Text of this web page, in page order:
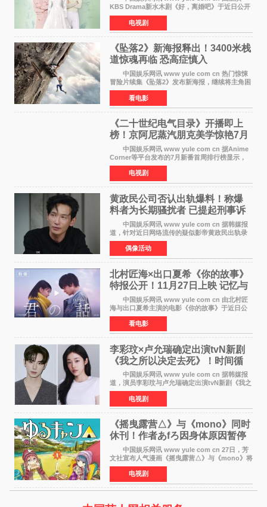
KBS Drama新水木剧《好，离婚吧》于近日公开
主海报，正式进入开播倒计时。 海报中，男
女主角背对背站立，各自望向不同方向，中央的
空白与冷漠的表情
电视剧
《坠落2》新海报释出！3400米栈
道惊魂再临 恐高症慎入
中国娱乐网讯 www yule com cn 热门惊悚
冒险片续集《坠落2》发布新海报，继续将主角困
于绝境高处——这一次，是摇摇欲坠的徒步栈
道。该片将于今年9月2日北美上映，恐高症患者
请提前做好心理
看电影
《二十世纪电气目录》开播即上
榜！京阿尼蒸汽朋克美学惊艳7月
新番季
中国娱乐网讯 www yule com cn 据Anime
Corner等平台发布的7月新番首周排行榜显示，
由京都动画制作的《二十世纪电气目录》在多个
榜单中表现亮眼，位列AniLab全球TOP10第十
名。该剧改编自结
电视剧
黄政民公司否认出轨爆料！称爆
料者为长期骚扰者 已提起刑事诉
中国娱乐网讯 www yule com cn 据韩媒报
道，针对近日网络流传的疑似影帝黄政民出轨录
音及短信爆料，黄政民所属经纪公司于今日正式
发表声明，明确否认相关传闻。 公司表示，
爆料者是一名长
偶像活动
北村匠海×出口夏希《你的故事》
特报公开！11月27日上映 记忆与
初恋的奇幻交织
中国娱乐网讯 www yule com cn 由北村匠
海与出口夏希主演的电影《你的故事》于近日公
开特报影像，正式定档11月27日上映。 本片
改编自三秋缒同名小说，编剧由曾执笔《孤独摇
滚！》的吉田惠
看电影
李彩玟×卢允瑞确定出演tvN新剧
《我之所以决定去死》！时间循
环青春爱情来袭
中国娱乐网讯 www yule com cn 据韩媒报
道，演员李彩玟与卢允瑞确定出演tvN新剧《我之
所以决定去死》，分别担任男女主角。该剧预计
将于明年播出，引发观众期待。 本剧改编自
NAVER同名人气
电视剧
《摇曳露营△》与《mono》同时
休刊！作者あfろ因身体原因暂停
双连载
中国娱乐网讯 www yule com cn 27日，芳
文社宣布人气漫画《摇曳露营△》与《mono》将
暂停连载一段时间，原因是漫画家あfろ身体状况
不佳。 编辑部表示：一直承蒙各位对
《mono》的喜爱，
电视剧